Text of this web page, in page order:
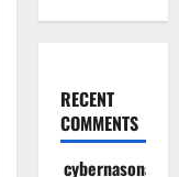
RECENT
COMMENTS
cybernasonal